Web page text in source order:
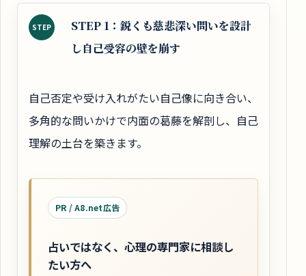
STEP
STEP 1：鋭くも慈悲深い問いを設計
し自己受容の壁を崩す
自己否定や受け入れがたい自己像に向き合い、
多角的な問いかけで内面の葛藤を解剖し、自己
理解の土台を築きます。
PR / A8.net広告
占いではなく、心理の専門家に相談し
たい方へ